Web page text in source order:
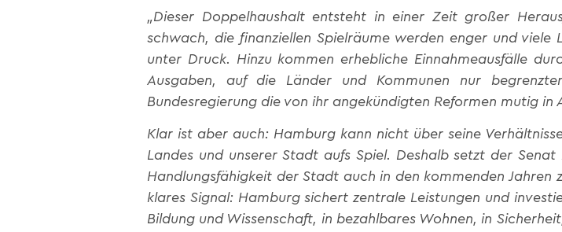
„Dieser Doppelhaushalt entsteht in einer Zeit großer
schwach, die finanziellen Spielräume werden enger und viele
unter Druck. Hinzu kommen erhebliche Einnahmeausfälle
Ausgaben, auf die Länder und Kommunen nur
Bundesregierung die von ihr angekündigten Reformen mutig in
Klar ist aber auch: Hamburg kann nicht über seine
Landes und unserer Stadt aufs Spiel. Deshalb setzt der
Handlungsfähigkeit der Stadt auch in den kommenden Jahren
klares Signal: Hamburg sichert zentrale Leistungen und
Bildung und Wissenschaft, in bezahlbares Wohnen, in